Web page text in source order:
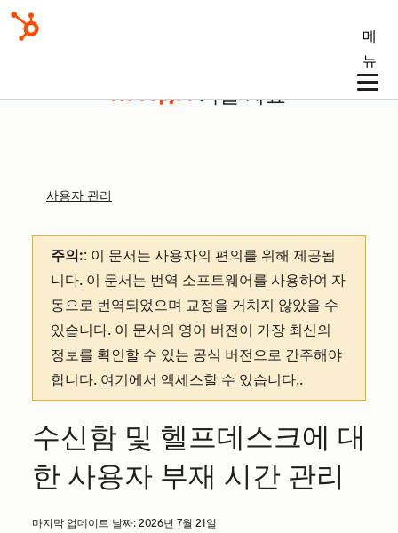
메
뉴
기술 자료
사용자 관리
주의:: 이 문서는 사용자의 편의를 위해 제공됩
니다. 이 문서는 번역 소프트웨어를 사용하여 자
동으로 번역되었으며 교정을 거치지 않았을 수
있습니다. 이 문서의 영어 버전이 가장 최신의
정보를 확인할 수 있는 공식 버전으로 간주해야
합니다. 여기에서 액세스할 수 있습니다..
수신함 및 헬프데스크에 대
한 사용자 부재 시간 관리
마지막 업데이트 날짜: 2026년 7월 21일